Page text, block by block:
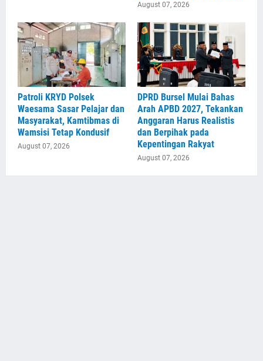
August 07, 2026
Patroli KRYD Polsek
Waesama Sasar Pelajar dan
Masyarakat, Kamtibmas di
Wamsisi Tetap Kondusif
August 07, 2026
DPRD Bursel Mulai Bahas
Arah APBD 2027, Tekankan
Anggaran Harus Realistis
dan Berpihak pada
Kepentingan Rakyat
August 07, 2026